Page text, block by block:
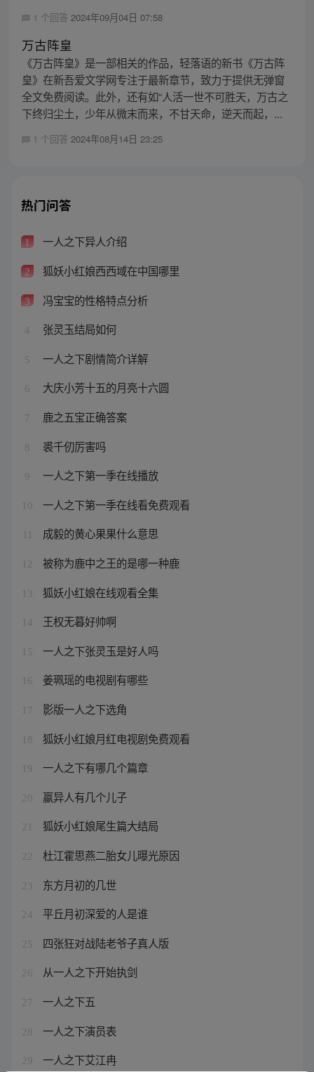
1 个回答 2024年09月04日 07:58
万古阵皇
《万古阵皇》是一部相关的作品，轻落语的新书《万古阵
皇》在新吾爱文学网专注于最新章节，致力于提供无弹窗
全文免费阅读。此外，还有如“人活一世不可胜天，万古之
下终归尘土，少年从微末而来，不甘天命，逆天而起，...
1 个回答 2024年08月14日 23:25
热门问答
1 一人之下异人介绍
2 狐妖小红娘西西域在中国哪里
3 冯宝宝的性格特点分析
4 张灵玉结局如何
5 一人之下剧情简介详解
6 大庆小芳十五的月亮十六圆
7 鹿之五宝正确答案
8 裘千仞厉害吗
9 一人之下第一季在线播放
10 一人之下第一季在线看免费观看
成毅的黄心果果什么意思
12 被称为鹿中之王的是哪一种鹿
13 狐妖小红娘在线观看全集
14 王权无暮好帅啊
15 一人之下张灵玉是好人吗
16 姜珮瑶的电视剧有哪些
17 影版一人之下选角
18 狐妖小红娘月红电视剧免费观看
19 一人之下有哪几个篇章
20 嬴异人有几个儿子
21 狐妖小红娘尾生篇大结局
22 杜江霍思燕二胎女儿曝光原因
23 东方月初的几世
24 平丘月初深爱的人是谁
25 四张狂对战陆老爷子真人版
26 从一人之下开始执剑
27 一人之下五
28 一人之下演员表
29 一人之下艾江冉